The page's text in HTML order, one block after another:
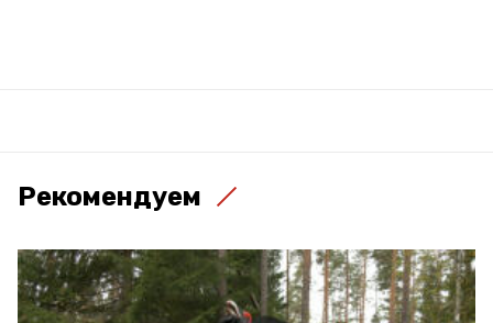
Рекомендуем